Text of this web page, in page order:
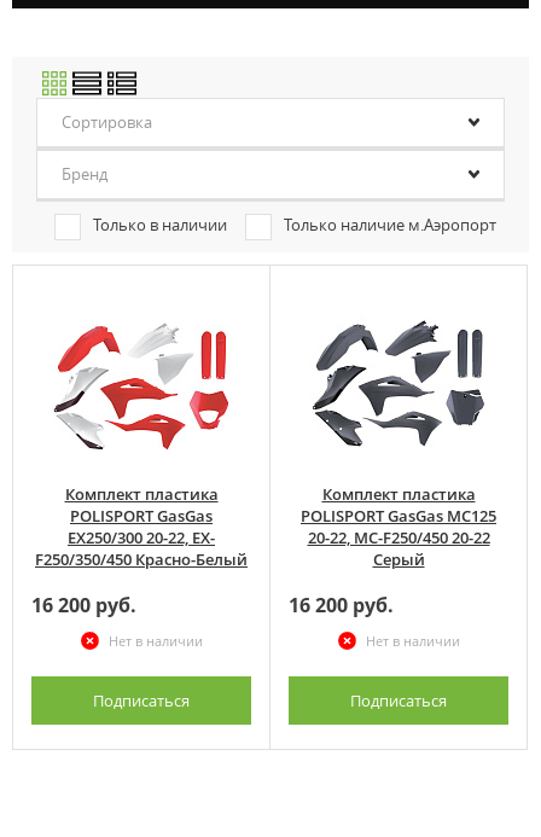
Сортировка
Бренд
Только в наличии Только наличие м.Аэропорт
Комплект пластика
POLISPORT GasGas
EX250/300 20-22, EX-
F250/350/450 Красно-Белый
16 200 руб.
Нет в наличии
Подписаться
Комплект пластика
POLISPORT GasGas MC125
20-22, MC-F250/450 20-22
Серый
16 200 руб.
Нет в наличии
Подписаться